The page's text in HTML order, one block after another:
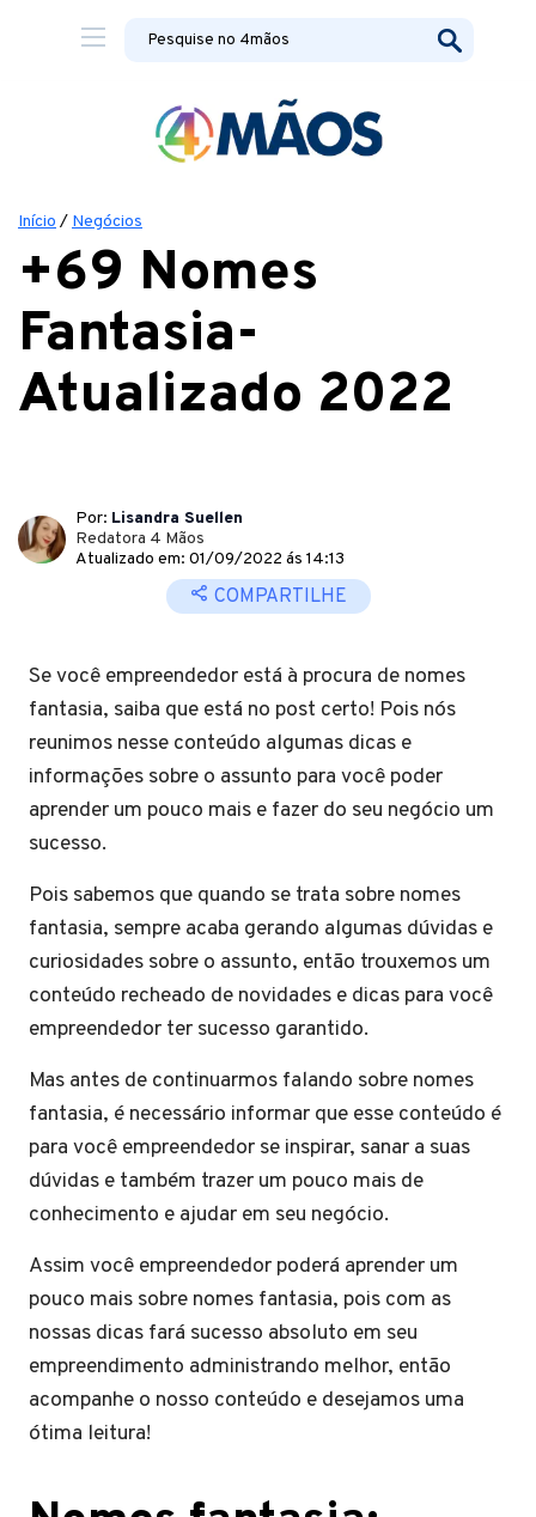
Início / Negócios
+69 Nomes
Fantasia-
Atualizado 2022
Por: Lisandra Suellen
Redatora 4 Mãos
Atualizado em: 01/09/2022 ás 14:13
COMPARTILHE
Se você empreendedor está à procura de nomes
fantasia, saiba que está no post certo! Pois nós
reunimos nesse conteúdo algumas dicas e
informações sobre o assunto para você poder
aprender um pouco mais e fazer do seu negócio um
sucesso.
Pois sabemos que quando se trata sobre nomes
fantasia, sempre acaba gerando algumas dúvidas e
curiosidades sobre o assunto, então trouxemos um
conteúdo recheado de novidades e dicas para você
empreendedor ter sucesso garantido.
Mas antes de continuarmos falando sobre nomes
fantasia, é necessário informar que esse conteúdo é
para você empreendedor se inspirar, sanar a suas
dúvidas e também trazer um pouco mais de
conhecimento e ajudar em seu negócio.
Assim você empreendedor poderá aprender um
pouco mais sobre nomes fantasia, pois com as
nossas dicas fará sucesso absoluto em seu
empreendimento administrando melhor, então
acompanhe o nosso conteúdo e desejamos uma
ótima leitura!